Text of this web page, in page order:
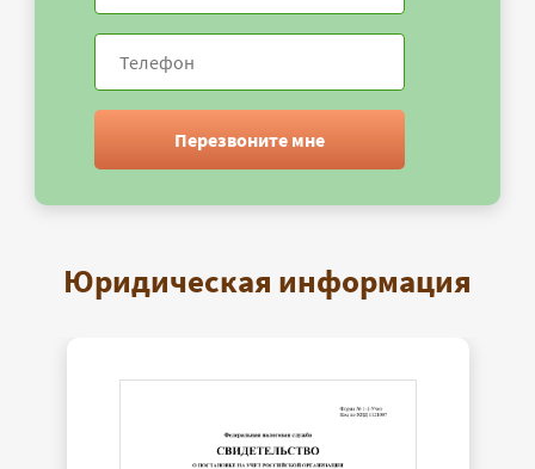
Перезвоните мне
Юридическая информация